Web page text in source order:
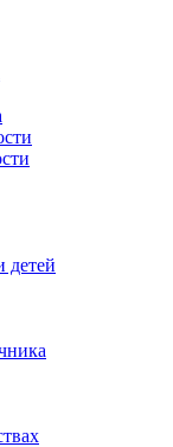
детей